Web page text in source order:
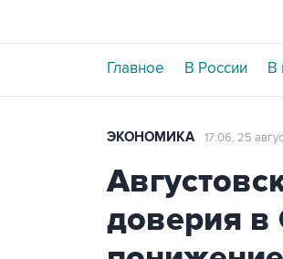
Главное В России В
ЭКОНОМИКА 17:06, 25
доверия